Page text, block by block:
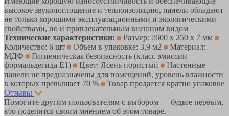
высокое звукопоглощение и теплоизоляцию, панели обладают
не только хорошими эксплуатационными и экологическими
свойствами, но и привлекательным внешним видом
Технические характеристики:
Размер: 2600 х 250 х 7 мм
Количество: 6 шт
Объем в упаковке: 3,9 м2
Материал:
МДФ
Гигиеническая безопасность (класс эмиссии
формальдегида Е1)
Цвет: Ясень пористый
Настенные
панели не предназначены для помещений, уровень влажности
в которых превышает 70 %
Товар продается кратно упаковке
Отзывы
Помогите другим пользователям с выбором — будьте первым,
кто поделится своим мнением об этом товаре.